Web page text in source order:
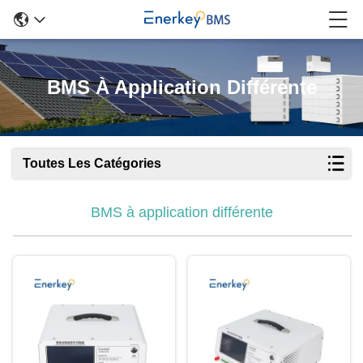
BMS À Application Différente
Toutes Les Catégories
BMS à application différente